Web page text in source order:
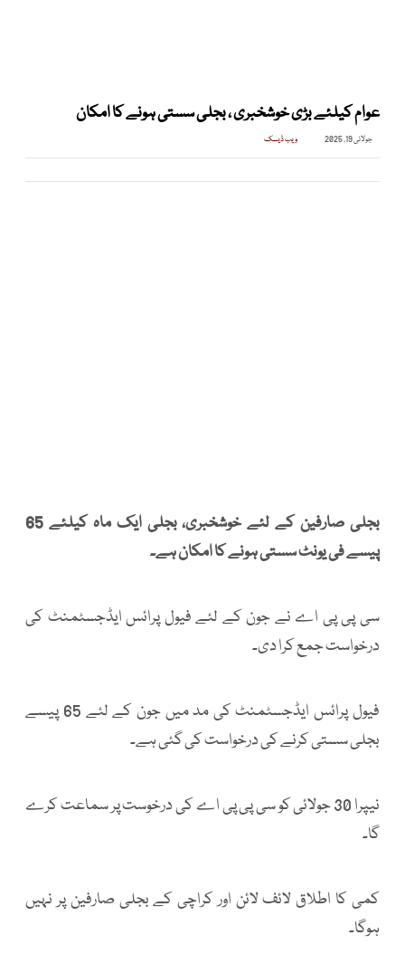
عوام کیلئے بڑی خوشخبری ، بجلی سستی ہونے کا امکان
جولائی 19, 2025 ویب ڈیسک
بجلی صارفین کے لئے خوشخبری، بجلی ایک ماہ کیلئے 65
پیسے فی یونٹ سستی ہونے کا امکان ہے۔
سی پی پی اے نے جون کے لئے فیول پرائس ایڈجسٹمنٹ کی
درخواست جمع کرا دی۔
فیول پرائس ایڈجسٹمنٹ کی مد میں جون کے لئے 65 پیسے
بجلی سستی کرنے کی درخواست کی گئی ہے۔
نیپرا 30 جولائی کو سی پی پی اے کی درخوست پر سماعت کرے
گا۔
کمی کا اطلاق لائف لائن اور کراچی کے بجلی صارفین پر نہیں
ہوگا۔